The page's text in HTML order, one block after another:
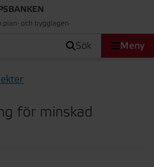
plan- och bygglagen
sök Meny
för minskad